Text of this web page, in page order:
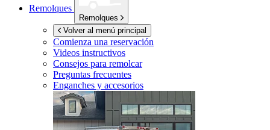
Remolques
Remolques
Volver al menú principal
Comienza una reservación
Videos instructivos
Consejos para remolcar
Preguntas frecuentes
Enganches y accesorios